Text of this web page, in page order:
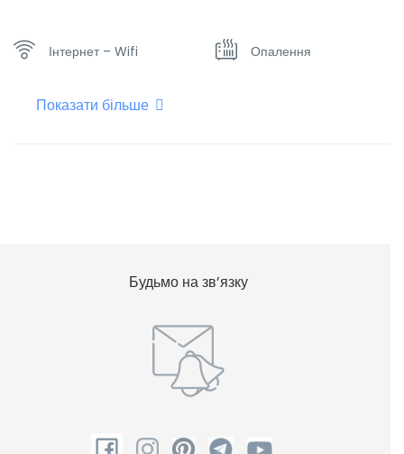
Інтернет – Wifi Опалення
Плоский телевізор
Показати більше
Будьмо на зв’язку